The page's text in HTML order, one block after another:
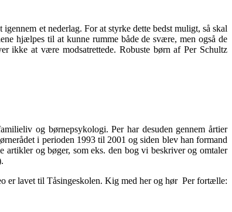
et nederlag. For at styrke dette bedst muligt, så skal
hjælpes til at kunne rumme både de svære, men også de
ikke at være modsatrettede. Robuste børn af Per Schultz
og børnepsykologi. Per har desuden gennem årtier
i perioden 1993 til 2001 og siden blev han formand
artikler og bøger, som eks. den bog vi beskriver og omtaler
er lavet til Tåsingeskolen. Kig med her og hør Per fortælle: